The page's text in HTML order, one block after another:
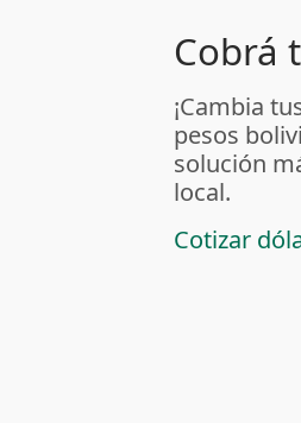
Cobrá
¡Cambia
pesos
solución
local.
Cotizar